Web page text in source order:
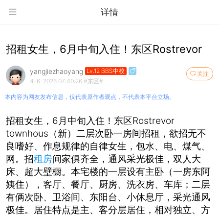
详情
招租女生，6月中旬入住！东区Rostrevor
关注
yangjiezhaoyang Lv.12 BBS中校
4-6-2026 07:40:26 #东区#
本内容为网友发布信息，仅代表原作者观点，不代表本平台立场。
招租女生，6月中旬入住！东区Rostrevor
townhous（新）二层次卧一房间招租，欲招无不
良嗜好、作息规律的自律女生，包水、电、煤气、
网。招租房间家俱齐全，通风采光极佳，双人大
床、超大壁橱。本宅楼的一层设有主卧（一房东阿
姨住），客厅、餐厅、厨房、洗衣房、车库；二层
有俩次卧、卫浴间、东阳台、小休息厅，采光通风
极佳。居住特点是主、客分层居住，相对独立、方